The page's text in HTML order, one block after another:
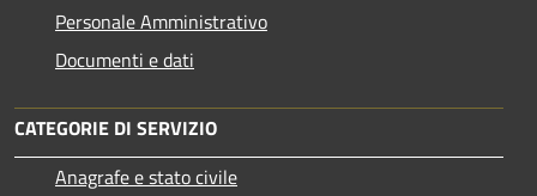
Personale Amministrativo
Documenti e dati
CATEGORIE DI SERVIZIO
Anagrafe e stato civile